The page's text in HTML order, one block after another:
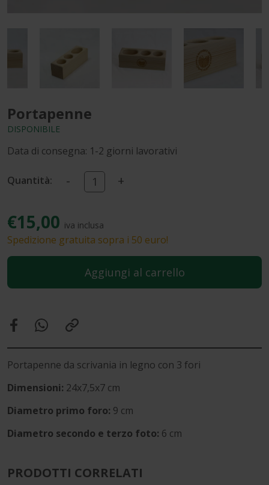
Portapenne
DISPONIBILE
Data di consegna: 1-2 giorni lavorativi
Quantità: - +
€15,00 iva inclusa
Spedizione gratuita sopra i 50 euro!
Aggiungi al carrello
Portapenne da scrivania in legno con 3 fori
Dimensioni: 24x7,5x7 cm
Diametro primo foro: 9 cm
Diametro secondo e terzo foto: 6 cm
PRODOTTI CORRELATI